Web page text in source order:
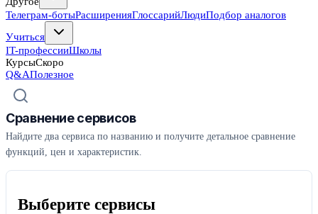
Телеграм-ботыРасширенияГлоссарийЛюдиПодбор аналогов
Учиться
IT-профессииШколы
КурсыСкоро
Q&AПолезное
Сравнение сервисов
Найдите два сервиса по названию и получите детальное сравнение
функций, цен и характеристик.
Выберите сервисы